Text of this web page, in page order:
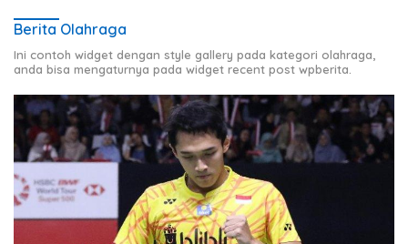
Berita Olahraga
Ini contoh widget dengan style gallery pada kategori olahraga,
anda bisa mengaturnya pada widget recent post wpberita.